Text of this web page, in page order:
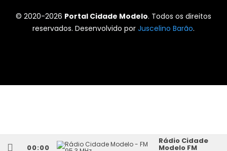
00:00
Rádio Cidade
Modelo FM
© 2020-2026 Portal Cidade Modelo. Todos os direitos
reservados. Desenvolvido por Juscelino Barão.